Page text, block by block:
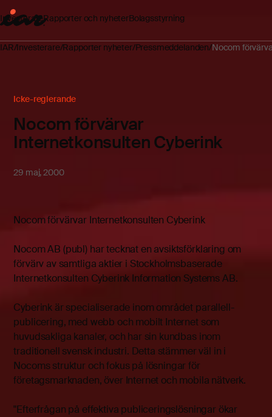
InvesterareRapporter och nyheterBolagsstyrning
IAR Investerare Rapporter nyheter Pressmeddelanden Nocom
Icke-reglerande
Nocom förvärvar
Internetkonsulten Cyberink
29 maj, 2000
Nocom förvärvar Internetkonsulten Cyberink
Nocom AB (publ) har tecknat en avsiktsförklaring om
förvärv av samtliga aktier i Stockholmsbaserade
Internetkonsulten Cyberink Information Systems AB.
Cyberink är specialiserade inom området parallell-
publicering, med webb och mobilt Internet som
huvudsakliga kanaler, och har sin kundbas inom
traditionell svensk industri. Detta stämmer väl in i
Nocoms struktur och fokus på lösningar för
företagsmarknaden, över Internet och mobila nätverk.
"Efterfrågan på effektiva publiceringslösningar ökar